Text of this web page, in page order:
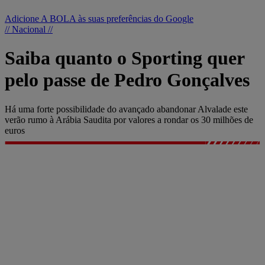
Adicione A BOLA às suas preferências do Google
// Nacional //
Saiba quanto o Sporting quer
pelo passe de Pedro Gonçalves
Há uma forte possibilidade do avançado abandonar Alvalade este
verão rumo à Arábia Saudita por valores a rondar os 30 milhões de
euros